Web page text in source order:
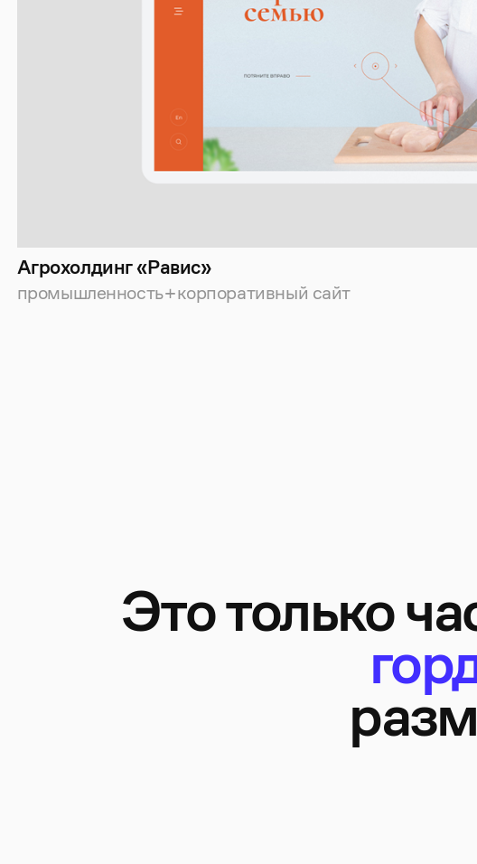
Агрохолдинг «Равис»
промышленность
корпоративный сайт
Это только